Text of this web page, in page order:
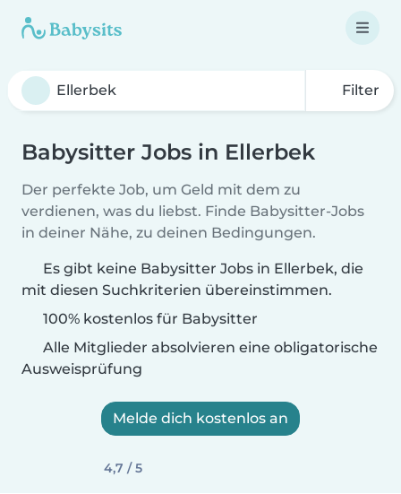
Filter
Babysitter Jobs in Ellerbek
Der perfekte Job, um Geld mit dem zu
verdienen, was du liebst. Finde Babysitter-Jobs
in deiner Nähe, zu deinen Bedingungen.
Es gibt keine Babysitter Jobs in Ellerbek, die
mit diesen Suchkriterien übereinstimmen.
100% kostenlos für Babysitter
Alle Mitglieder absolvieren eine obligatorische
Ausweisprüfung
Melde dich kostenlos an
4,7 / 5